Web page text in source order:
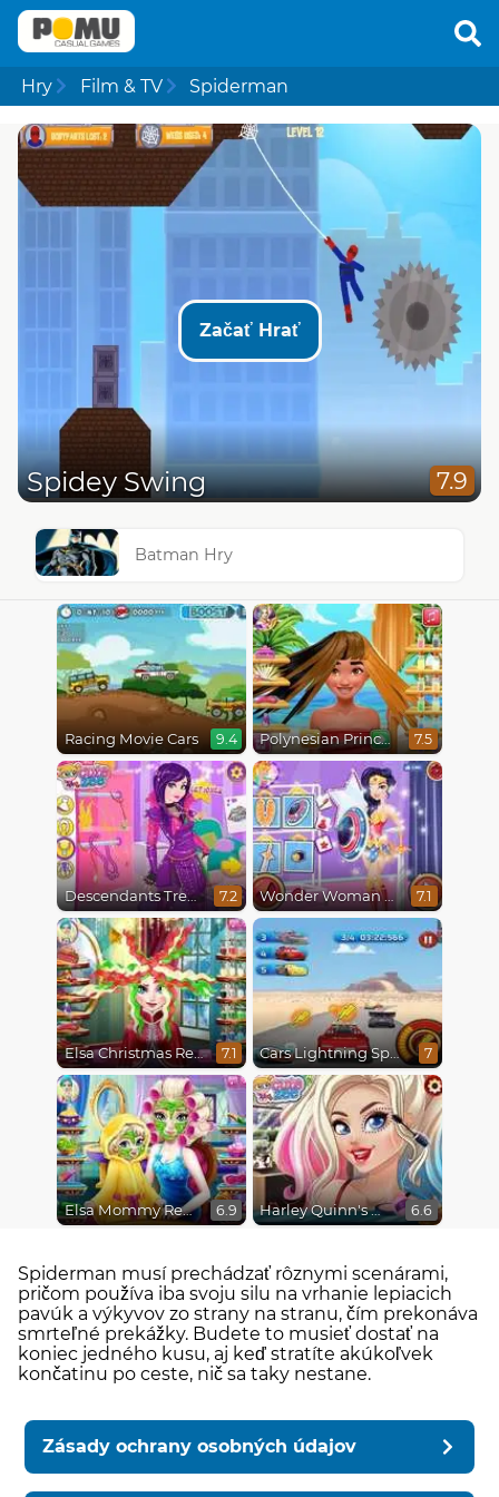
Hry Film & TV Spiderman
Začať Hrať
Spidey Swing 7.9
Batman Hry
Racing Movie Cars 9.4 Polynesian Princess Real Haircuts 7.5
Descendants Trendsetters 7.2 Wonder Woman Fashion Event 7.1
Elsa Christmas Real Haircuts 7.1 Cars Lightning Speed 7
Elsa Mommy Real Makeover 6.9 Harley Quinn's Modern Makeover 6.6
Spiderman musí prechádzať rôznymi scenárami,
pričom používa iba svoju silu na vrhanie lepiacich
pavúk a výkyvov zo strany na stranu, čím prekonáva
smrteľné prekážky. Budete to musieť dostať na
koniec jedného kusu, aj keď stratíte akúkoľvek
končatinu po ceste, nič sa taky nestane.
Zásady ochrany osobných údajov